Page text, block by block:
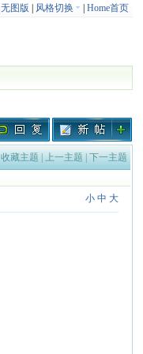
无图版 风格切换 Home首页
收藏主题 | 上一主题 | 下一主题
小 中 大